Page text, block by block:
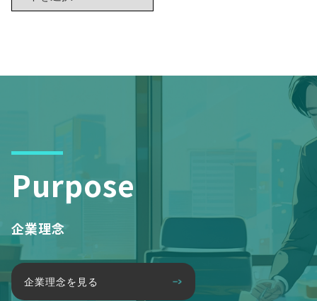
Purpose
企業理念
企業理念を見る